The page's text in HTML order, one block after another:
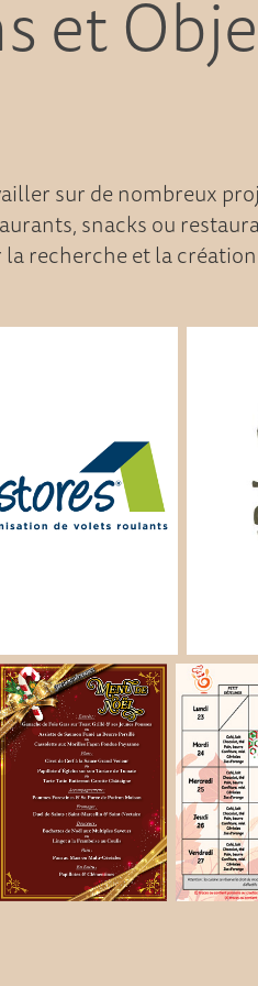
et
sur de nombreux
snacks ou
recherche et la